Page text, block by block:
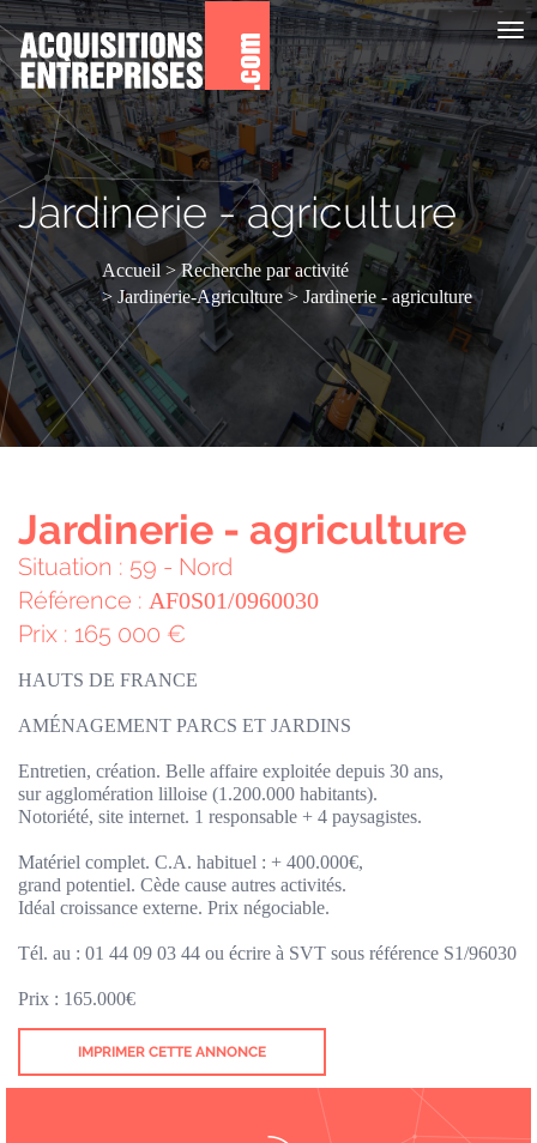
le
Jardinerie - agriculture
Accueil
Recherche par activité
Jardinerie-Agriculture
Jardinerie - agriculture
Jardinerie - agriculture
Situation : 59 - Nord
Référence : AF0S01/0960030
Prix : 165 000 €
HAUTS DE FRANCE
AMÉNAGEMENT PARCS ET JARDINS
Entretien, création. Belle affaire exploitée depuis 30 ans,
sur agglomération lilloise (1.200.000 habitants).
Notoriété, site internet. 1 responsable + 4 paysagistes.
Matériel complet. C.A. habituel : + 400.000€,
grand potentiel. Cède cause autres activités.
Idéal croissance externe. Prix négociable.
Tél. au : 01 44 09 03 44 ou écrire à SVT sous référence S1/96030
Prix : 165.000€
IMPRIMER CETTE ANNONCE